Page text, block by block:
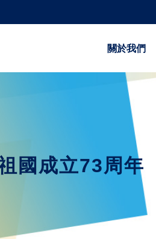
關於我們
國成立73周年